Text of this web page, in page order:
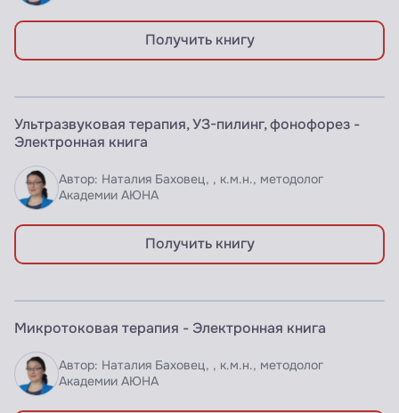
Получить книгу
Доступно по подписке
Ультразвуковая терапия, УЗ-пилинг, фонофорез -
Электронная книга
Автор: Наталия Баховец, , к.м.н., методолог
Академии АЮНА
Получить книгу
Микротоковая терапия - Электронная книга
Автор: Наталия Баховец, , к.м.н., методолог
Академии АЮНА